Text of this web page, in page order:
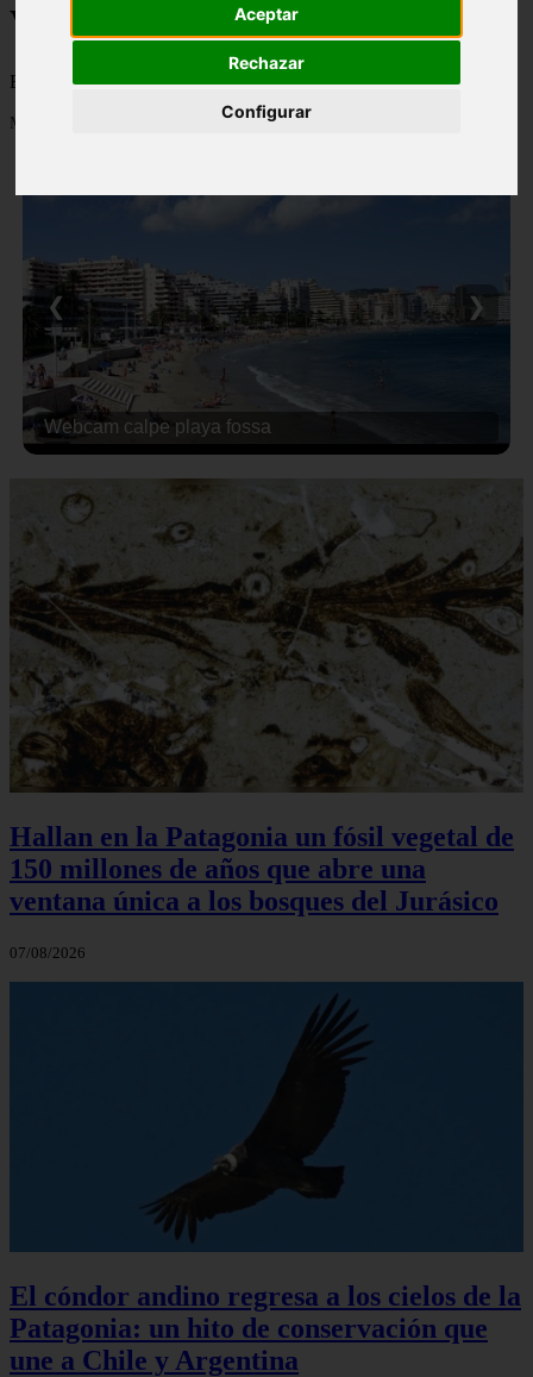
Aceptar
Rechazar
Configurar
Viajes a la Patagonia
Blog sobre la Patagonia en particular y sobre turismo en general
Mostrando 1 - 24 de 479 artículos
Webcam calpe playa fossa
❮ ❯
Hallan en la Patagonia un fósil vegetal de
150 millones de años que abre una
ventana única a los bosques del Jurásico
07/08/2026
El cóndor andino regresa a los cielos de la
Patagonia: un hito de conservación que
une a Chile y Argentina